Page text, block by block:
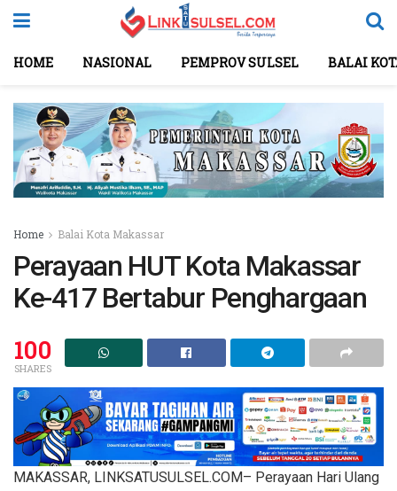
HOME NASIONAL PEMPROV SULSEL BALAI
Home Balai Kota Makassar
Perayaan HUT Kota Makassar
Ke-417 Bertabur Penghargaan
100
SHARES
MAKASSAR, LINKSATUSULSEL.COM– Perayaan Hari Ulang